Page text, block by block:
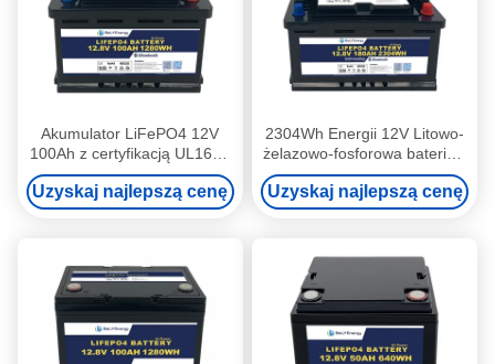
Akumulator LiFePO4 12V
100Ah z certyfikacją UL1642
i UN38.3 oraz obudową H6
DIN
Uzyskaj najlepszą cenę
2304Wh Energii 12V Litowo-
żelazowo-fosforowa bateria z
ochroną przed nad
napięciem
Uzyskaj najlepszą cenę